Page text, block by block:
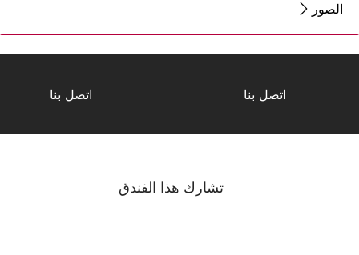
الصور
اتصل بنا اتصل بنا
تشارك هذا الفندق